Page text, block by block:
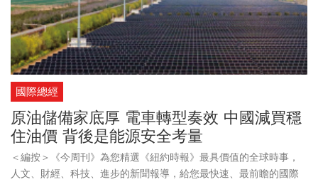
國際總經
原油儲備家底厚 電車轉型奏效 中國減買穩
住油價 背後是能源安全考量
＜編按＞《今周刊》為您精選《紐約時報》最具價值的全球時事，
人文、財經、科技、進步的新聞報導，給您最快速、最前瞻的國際